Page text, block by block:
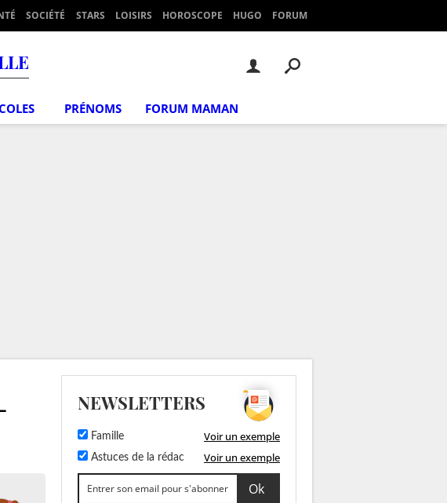
SOCIÉTÉ STARS LOISIRS HOROSCOPE HUGO FORUM
PRÉNOMS FORUM MAMAN
NEWSLETTERS
Famille Voir un exemple
Astuces de la rédac Voir un exemple